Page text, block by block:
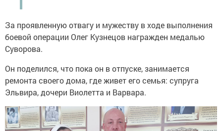
За проявленную отвагу и мужеству в ходе выполнения
боевой операции Олег Кузнецов награжден медалью
Суворова.
Он поделился, что пока он в отпуске, занимается
ремонта своего дома, где живет его семья: супруга
Эльвира, дочери Виолетта и Варвара.